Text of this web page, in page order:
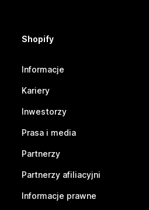
Shopify
Informacje
Kariery
Inwestorzy
Prasa i media
Partnerzy
Partnerzy afiliacyjni
Informacje prawne